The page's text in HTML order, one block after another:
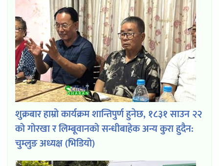
शुक्रबार हाम्रो कार्यक्रम शान्तिपुर्ण हुनेछ, १८३१ साउन २२
को गोरखा र लिम्बूवानको सन्धीबाहेक अन्य कुरा हुदैन:
चुम्लुङ अध्यक्ष (भिडियो)